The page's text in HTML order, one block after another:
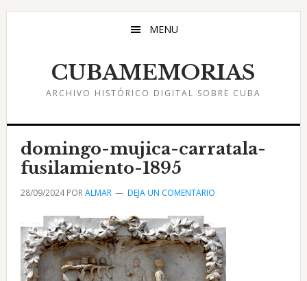
Saltar
Saltar
Saltar
MENU
CUBAMEMORIAS
ARCHIVO HISTÓRICO DIGITAL SOBRE CUBA
domingo-mujica-carratala-
fusilamiento-1895
28/09/2024PORALMAR DEJA UN COMENTARIO